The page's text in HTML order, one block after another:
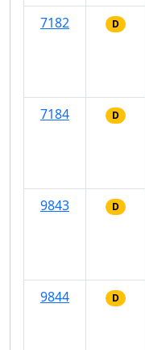
7182
D
7184
D
9843
D
9844
D